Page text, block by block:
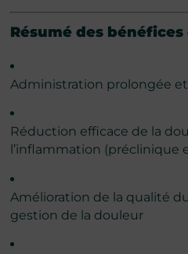
Résumé des bénéfices
Administration prolongée
Réduction efficace de la
l’inflammation (préclinique
Amélioration de la qualité
gestion de la douleur